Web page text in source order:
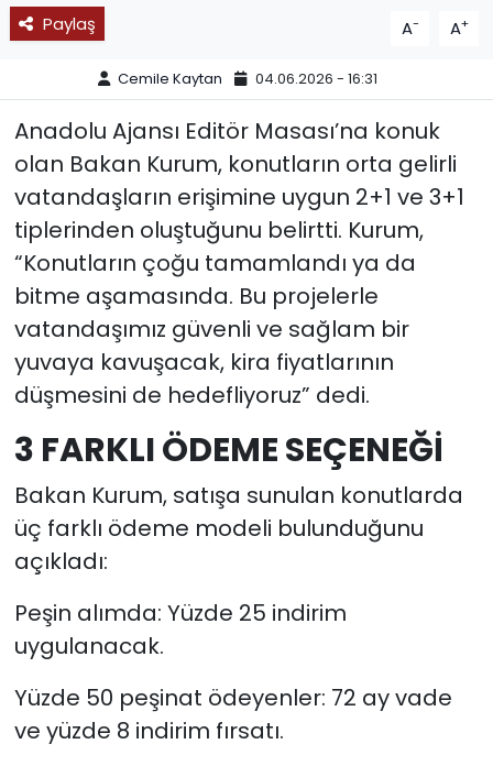
Paylaş A- A+
Cemile Kaytan 04.06.2026 - 16:31
Anadolu Ajansı Editör Masası’na konuk
olan Bakan Kurum, konutların orta gelirli
vatandaşların erişimine uygun 2+1 ve 3+1
tiplerinden oluştuğunu belirtti. Kurum,
“Konutların çoğu tamamlandı ya da
bitme aşamasında. Bu projelerle
vatandaşımız güvenli ve sağlam bir
yuvaya kavuşacak, kira fiyatlarının
düşmesini de hedefliyoruz” dedi.
3 FARKLI ÖDEME SEÇENEĞİ
Bakan Kurum, satışa sunulan konutlarda
üç farklı ödeme modeli bulunduğunu
açıkladı:
Peşin alımda: Yüzde 25 indirim
uygulanacak.
Yüzde 50 peşinat ödeyenler: 72 ay vade
ve yüzde 8 indirim fırsatı.